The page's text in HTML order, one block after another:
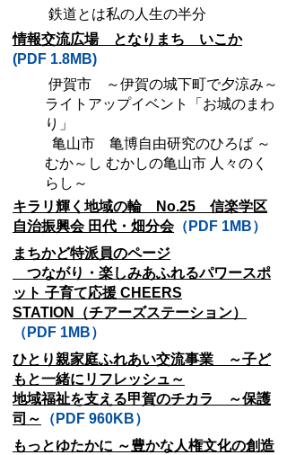
鉄道とは私の人生の半分
情報交流広場 となりまち いこか
(PDF 1.8MB)
伊賀市 ～伊賀の城下町で夕涼み～
ライトアップイベント「お城のまわ
り」
亀山市 亀博自由研究のひろば ～
むか～し むかしの亀山市 人々のく
らし～
キラリ輝く地域の輪 No.25 信楽学区
自治振興会 田代・畑分会（PDF 1MB）
まちかど特派員のページ
つながり・楽しみあふれるパワースポ
ット 子育て応援 CHEERS
STATION（チアーズステーション）
（PDF 1MB）
ひとり親家庭ふれあい交流事業 ～子ど
もと一緒にリフレッシュ～
地域福祉を支える甲賀のチカラ ～保護
司～
（PDF 960KB）
もっとゆたかに ～豊かな人権文化の創造